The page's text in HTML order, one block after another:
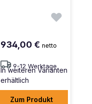
934,00 €netto
9-12 Werktage
In weiteren Varianten
erhältlich
Zum Produkt